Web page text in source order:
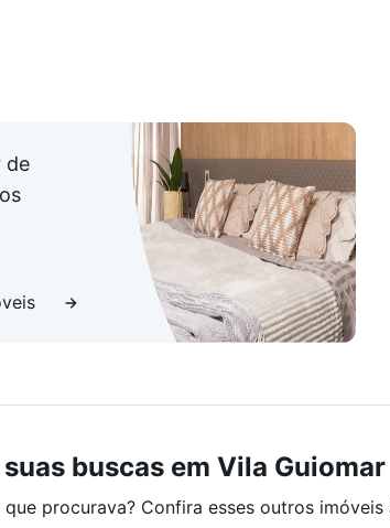
de
buscas em Vila Guiomar
procurava? Confira esses outros imóveis